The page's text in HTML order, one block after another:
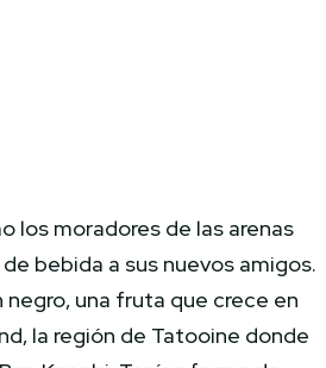
los moradores de las arenas
bebida a sus nuevos amigos.
una fruta que crece en
la región de Tatooine donde